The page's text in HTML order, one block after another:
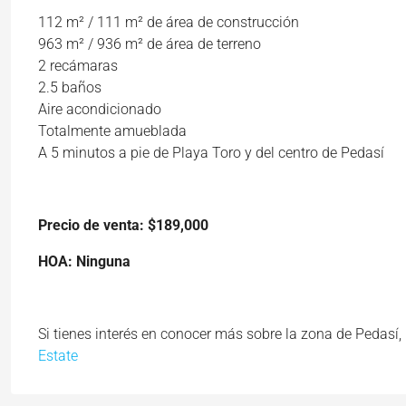
112 m² / 111 m² de área de construcción
963 m² / 936 m² de área de terreno
2 recámaras
2.5 baños
Aire acondicionado
Totalmente amueblada
A 5 minutos a pie de Playa Toro y del centro de Pedasí
Precio de venta: $189,000
HOA: Ninguna
Si tienes interés en conocer más sobre la zona de
Estate